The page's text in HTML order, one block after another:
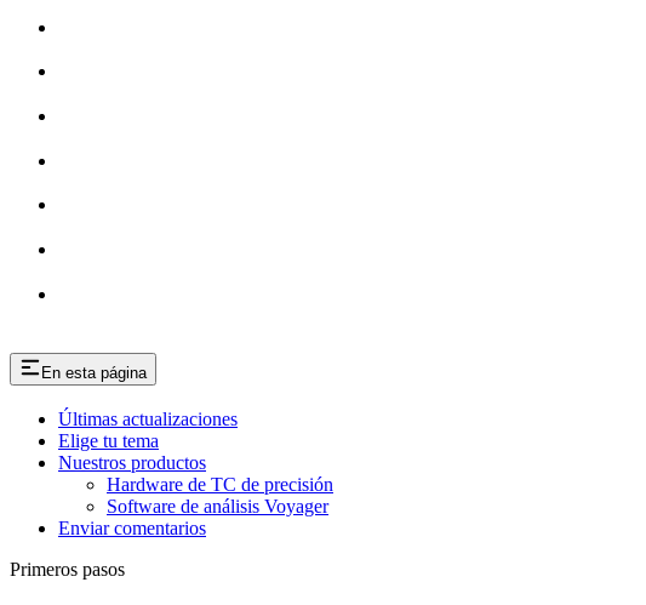
En esta página
Últimas actualizaciones
Elige tu tema
Nuestros productos
Hardware de TC de precisión
Software de análisis Voyager
Enviar comentarios
Primeros pasos